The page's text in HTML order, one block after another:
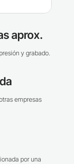
aprox.
y grabado.
empresas
por una